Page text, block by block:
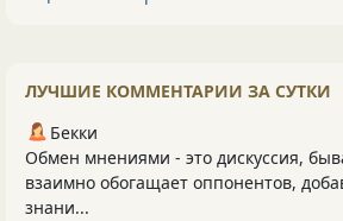
ЛУЧШИЕ КОММЕНТАРИИ ЗА СУТКИ
Бекки
Обмен мнениями - это дискуссия,
взаимно обогащает оппонентов,
знани...